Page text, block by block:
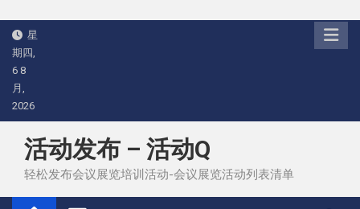
Skip
content
星
期四,
6 8
月,
2026
活动发布 – 活动Q
轻松发布会议展览培训活动-会议展览活动列表清单